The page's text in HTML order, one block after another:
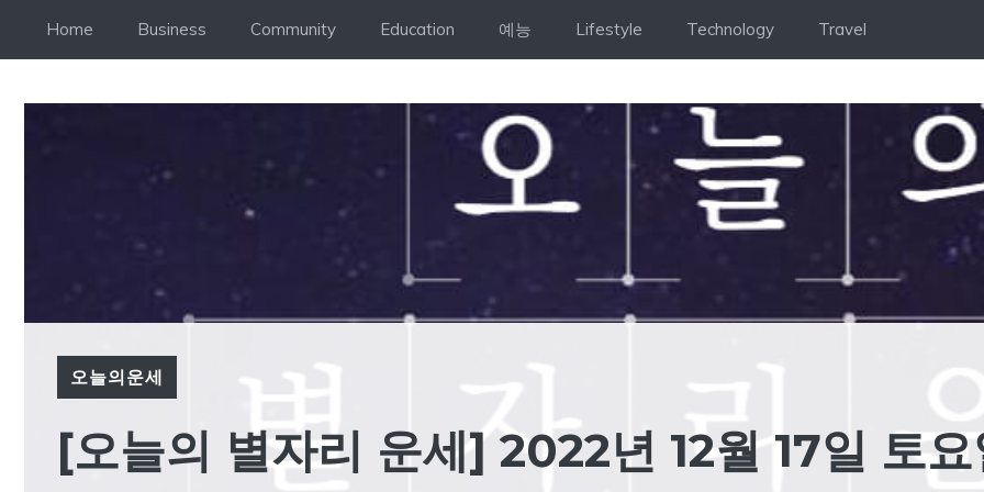
Home Business Community Education 예능 Lifestyle Technology Travel
오늘의운세
[오늘의 별자리 운세] 2022년 12월 17일 토